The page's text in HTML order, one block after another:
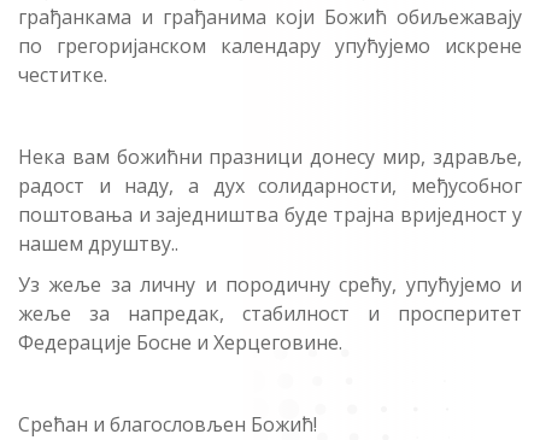
грађанкама и грађанима који Божић обиљежавају
по грегоријанском календару упућујемо искрене
честитке.
Нека вам божићни празници донесу мир, здравље,
радост и наду, а дух солидарности, међусобног
поштовања и заједништва буде трајна вриједност у
нашем друштву..
Уз жеље за личну и породичну срећу, упућујемо и
жеље за напредак, стабилност и просперитет
Федерације Босне и Херцеговине.
Срећан и благословљен Божић!